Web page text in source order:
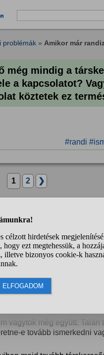
problémák » Amikor már
még mindig a
a kapcsolatot?
köztetek ez
#randi
1 2 ❯
ismerkedik akkor annyira
vagytok még együtt.
e tovább ismerkedni